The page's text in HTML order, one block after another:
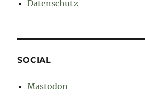
Datenschutz
SOCIAL
Mastodon